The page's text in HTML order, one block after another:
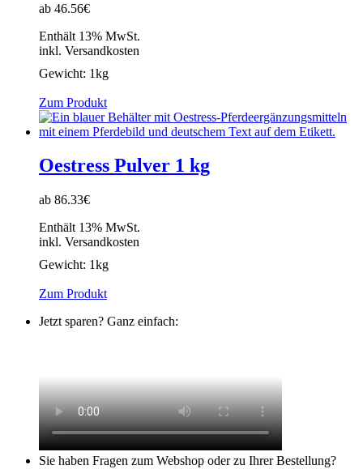
ab 46.56€
Enthält 13% MwSt.
inkl. Versandkosten
Gewicht: 1kg
Zum Produkt
Oestress Pulver 1 kg
ab 86.33€
Enthält 13% MwSt.
inkl. Versandkosten
Gewicht: 1kg
Zum Produkt
Jetzt sparen? Ganz einfach:
Sie haben Fragen zum Webshop oder zu Ihrer Bestellung?